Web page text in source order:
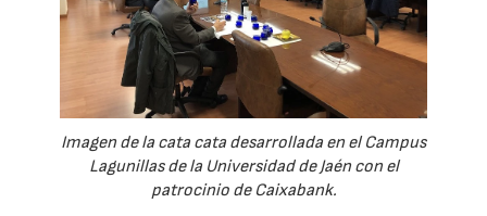
Imagen de la cata cata desarrollada en el Campus
Lagunillas de la Universidad de Jaén con el
patrocinio de Caixabank.